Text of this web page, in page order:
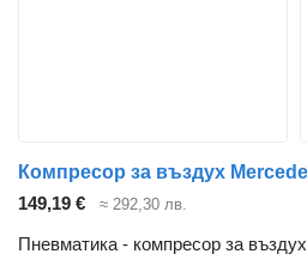
149,19 € ≈ 292,30 лв.
Пневматика - компресор за въздух